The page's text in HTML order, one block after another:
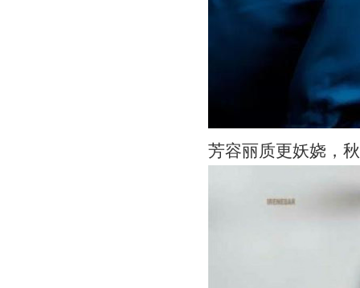
芳容丽质更妖娆，